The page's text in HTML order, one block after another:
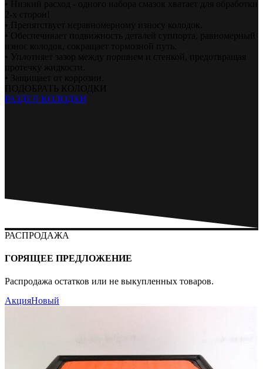
РАЗДЕЛ КОЛОДКИ
РАСПРОДАЖА
ГОРЯЩЕЕ ПРЕДЛОЖЕНИЕ
Распродажа остатков или не выкупленных товаров.
АкцияНовый